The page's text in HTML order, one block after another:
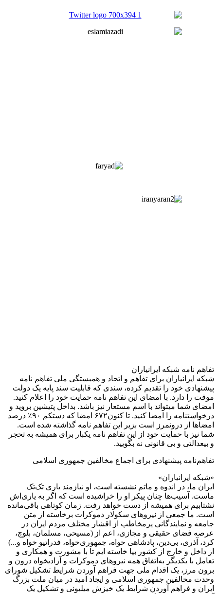
تفاهم نامه شبکه ایرانیاران
شبکه ایرانیاران برای تفاهم و اتحاد و همبستگی ملی تفاهم نامه
پیشنهادی خود را تقدیم کرده، سندی که قابلیت سند پایه یک دولت
موقت را دارد. با امضای این تفاهم نامه حمایت خود را اعلام کنید.
امضای شما میتواند با اسم مستعار نیز باشد. بداخل پتیشین بروید و
درخواستنامه را امضا کنید. تا کنون۶۷۲ امضا که دستکم ۹۰٪ درصد
امضاها از درونمرز است بزیر این تفاهم نامه گذاشته شده است.
شما نیز با حمایت خود از این تفاهم نامه یکبار برای همیشه به تحجر
و بیعدالتی و بی قانونی نه بگویید.
تفاهم‌نامه پیشنهادی برای اجماع مخالفین جمهوری اسلامی
«شبکه ایرانیاران»
ایران ما، در اندوه و ماتم نشسته است، او نیازمند یاری تک‌تک
ماست. آسیب‌ها چنان پیکر او را خراشیده است که اگر به یاری‌اش
نشتابیم برای همیشه از دست خواهد رفت. زمان کوتاهی باقی‌مانده
است. ما جمعی از نیروهای سکولار دموکرات برخاسته از متن
جامعه و نمایندگانی پرمخاطب از اقشار مختلف مردم ایران در
عرصه فضای حقیقی و مجازی، اعم از (مسیحی، مسلمان، بلوچ،
کرد، آذری، بی‌دین، پادشاهی خواه، جمهوری‌خواه، فدراتیو خواه و...)
از داخل و خارج از کشور بپا خاسته ایم تا با مشورت و همکاری و
تعامل با یکدیگر به‌اتفاق همه نیروهای دموکرات و آزادیخواه درون و
برون مرز، یک اقدام ملی جهت فراهم آوردن شرایط تشکیل شورای
وحدت مخالفین جمهوری اسلامی و ایجاد امید در میان ملت بزرگ
ایران و فراهم آوردن شرایط یک خیزش میلیونی و تشکیل یک